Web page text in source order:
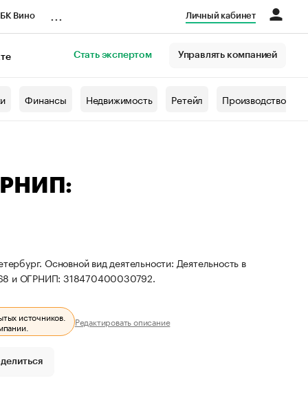
Вино Личный кабинет
Стать экспертом Управлять компанией
Финансы Недвижимость Ретейл Производство
Основной вид деятельности: Деятельность в
и ОГРНИП: 318470400030792.
источников.
Редактировать описание